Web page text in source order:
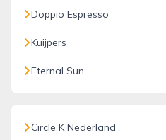
Doppio Espresso
Kuijpers
Eternal Sun
Circle K Nederland